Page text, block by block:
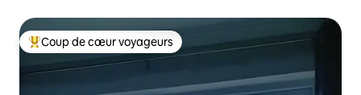
Coups de cœur voyageurs les plus appréciés
Coup de cœur voyageurs